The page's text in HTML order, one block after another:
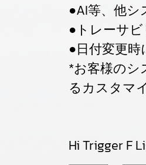
●AI等、他
●トレーサ
●日付変更
*お客様のシ
るカスタマ
Hi Trigger F